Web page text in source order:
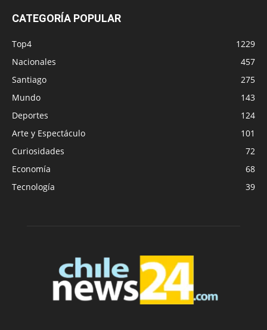
CATEGORÍA POPULAR
Top4
1229
Nacionales
457
Santiago
275
Mundo
143
Deportes
124
Arte y Espectáculo
101
Curiosidades
72
Economía
68
Tecnología
39